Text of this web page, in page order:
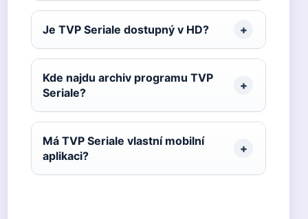
Je TVP Seriale dostupný v HD?
Kde najdu archiv programu TVP
Seriale?
Má TVP Seriale vlastní mobilní
aplikaci?